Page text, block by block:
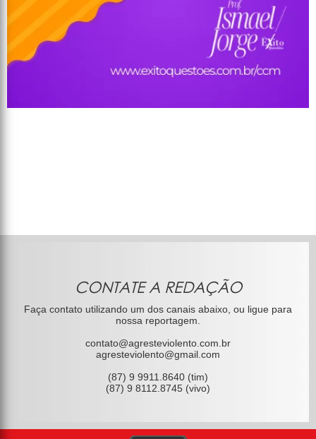
CONTATE A REDAÇÃO
Faça contato utilizando um dos canais abaixo, ou ligue para
nossa reportagem.
contato@agresteviolento.com.br
agresteviolento@gmail.com
(87) 9 9911.8640 (tim)
(87) 9 8112.8745 (vivo)